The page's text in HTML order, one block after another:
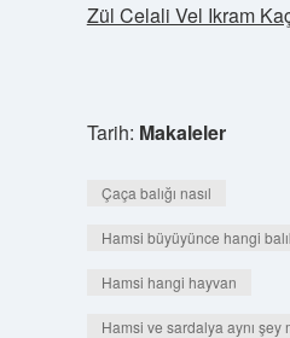
Zül Celali Vel Ikram
Tarih: Makaleler
Çaça balığı nasıl
Hamsi büyüyünce hangi
Hamsi hangi hayvan
Hamsi ve sardalya aynı şey